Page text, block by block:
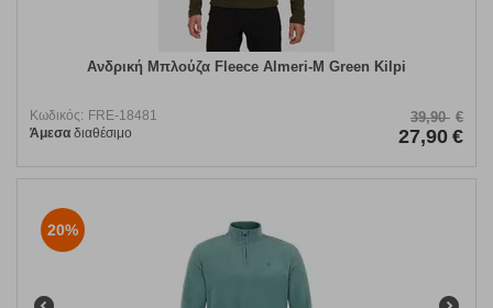
Ανδρική Μπλούζα Fleece Almeri-M Green Kilpi
Κωδικός: FRE-18481
Άμεσα διαθέσιμο
39,90 €
27,90 €
20%